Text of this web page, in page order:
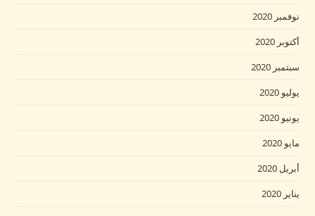
نوفمبر 2020
أكتوبر 2020
سبتمبر 2020
يوليو 2020
يونيو 2020
مايو 2020
أبريل 2020
يناير 2020